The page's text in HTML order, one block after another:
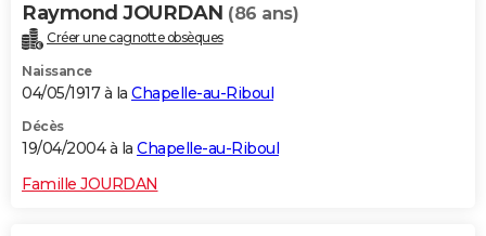
Raymond JOURDAN (86 ans)
Créer une cagnotte obsèques
Naissance
04/05/1917 à la Chapelle-au-Riboul
Décès
19/04/2004 à la Chapelle-au-Riboul
Famille JOURDAN